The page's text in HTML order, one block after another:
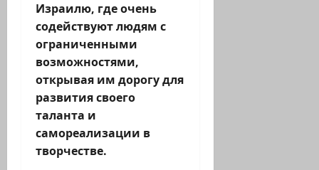
Израилю, где очень
содействуют людям с
ограниченными
возможностями,
открывая им дорогу для
развития своего
таланта и
самореализации в
творчестве.